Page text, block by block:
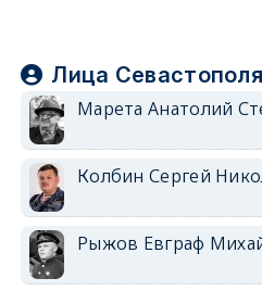
Лица Севастополя
Марета Анатолий
Колбин Сергей
Рыжов Евграф